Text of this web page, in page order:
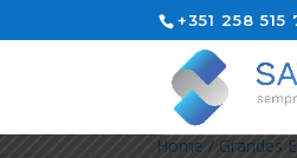
+351 258
Home / Grandes